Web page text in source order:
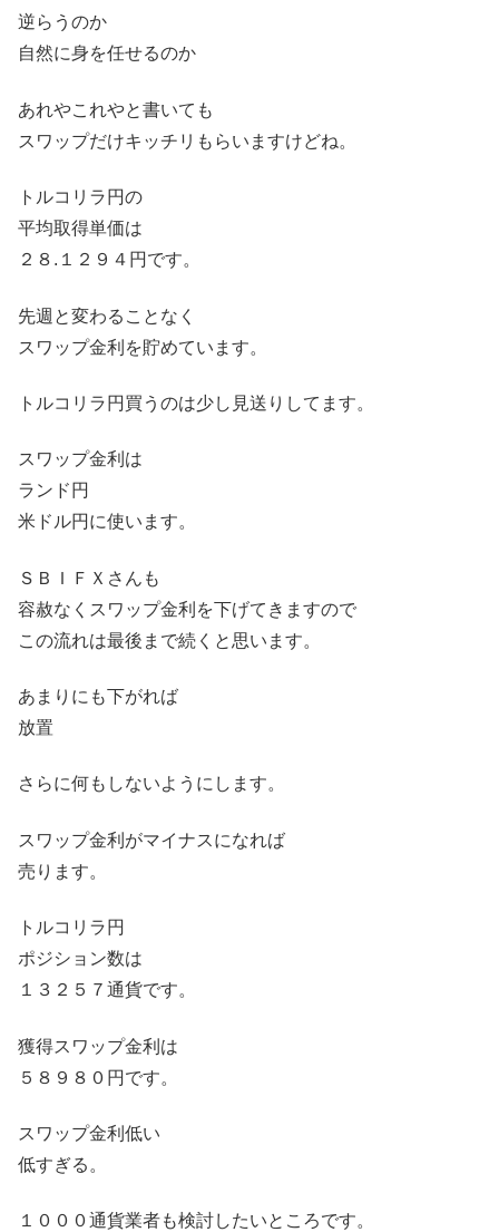
逆らうのか
自然に身を任せるのか
あれやこれやと書いても
スワップだけキッチリもらいますけどね。
トルコリラ円の
平均取得単価は
２８.１２９４円です。
先週と変わることなく
スワップ金利を貯めています。
トルコリラ円買うのは少し見送りしてます。
スワップ金利は
ランド円
米ドル円に使います。
ＳＢＩＦＸさんも
容赦なくスワップ金利を下げてきますので
この流れは最後まで続くと思います。
あまりにも下がれば
放置
さらに何もしないようにします。
スワップ金利がマイナスになれば
売ります。
トルコリラ円
ポジション数は
１３２５７通貨です。
獲得スワップ金利は
５８９８０円です。
スワップ金利低い
低すぎる。
１０００通貨業者も検討したいところです。